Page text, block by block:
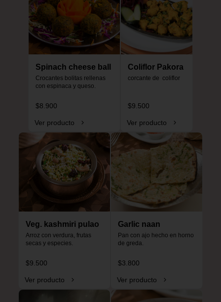
Spinach cheese ball
Crocantes bolitas rellenas
con espinaca y queso.
$8.900
Ver producto
Coliflor Pakora
corcante de  coliflor
$9.500
Ver producto
Veg. kashmiri pulao
Arroz con verdura, frutas
secas y especies.
$9.500
Ver producto
Garlic naan
Pan con ajo hecho en horno
de greda.
$3.800
Ver producto